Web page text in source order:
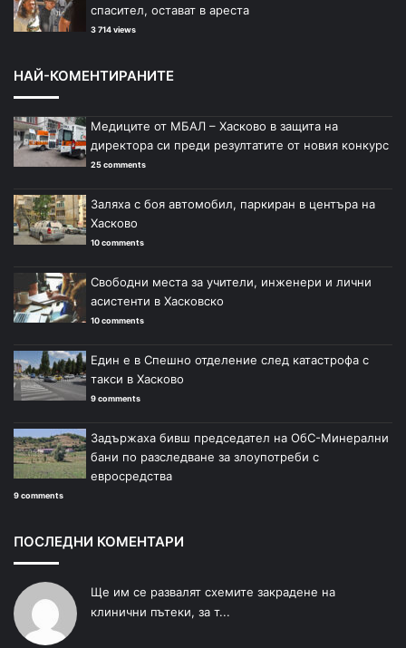
спасител, остават в ареста
3 714 views
НАЙ-КОМЕНТИРАНИТЕ
Медиците от МБАЛ – Хасково в защита на
директора си преди резултатите от новия конкурс
25 comments
Заляха с боя автомобил, паркиран в центъра на
Хасково
10 comments
Свободни места за учители, инженери и лични
асистенти в Хасковско
10 comments
Един е в Спешно отделение след катастрофа с
такси в Хасково
9 comments
Задържаха бивш председател на ОбС-Минерални
бани по разследване за злоупотреби с
евросредства
9 comments
ПОСЛЕДНИ КОМЕНТАРИ
Ще им се развалят схемите закрадене на
клинични пътеки, за т...